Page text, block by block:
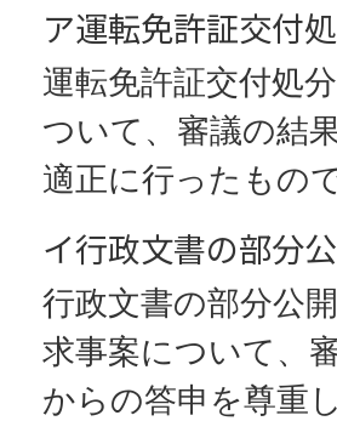
ア運転免許証交付
運転免許証交付処
ついて、審議の結
適正に行ったもの
イ行政文書の部分
行政文書の部分公
求事案について、
からの答申を尊重